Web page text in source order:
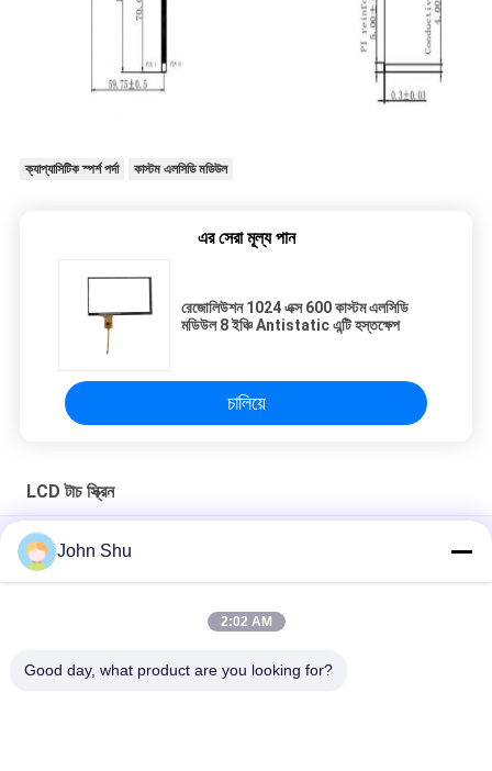
ক্যাপ্যাসিটিক স্পর্শ পর্দা কাস্টম এলসিডি মডিউল
এর সেরা মূল্য পান
রেজোলিউশন 1024 এক্স 600 কাস্টম এলসিডি
মডিউল 8 ইঞ্চি Antistatic এন্টি হস্তক্ষেপ
চালিয়ে
LCD টাচ স্ক্রিন
স্মার্ট হোম বিল্ডিং ইন্টারকমের জন্য FPC সংযোগকারী 10.1 ইঞ্চি LCD টাচ স্ক্রিন
ট্রান্সপারেন্ট জিপিএস টাচ স্ক্রিন মডিউল, আইআইসি ইন্টারফেস 8 ইঙ্ক এলসিডি ডিসপ্লে
John Shu
2:02 AM
Good day, what product are you looking for?